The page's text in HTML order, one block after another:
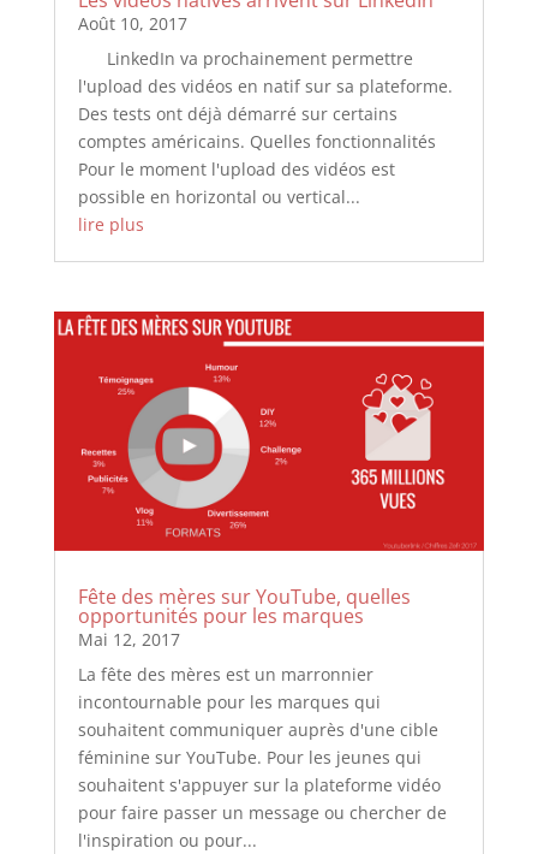
Août 10, 2017
LinkedIn va prochainement permettre
l'upload des vidéos en natif sur sa plateforme.
Des tests ont déjà démarré sur certains
comptes américains. Quelles fonctionnalités
Pour le moment l'upload des vidéos est
possible en horizontal ou vertical...
lire plus
Fête des mères sur YouTube, quelles
opportunités pour les marques
Mai 12, 2017
La fête des mères est un marronnier
incontournable pour les marques qui
souhaitent communiquer auprès d'une cible
féminine sur YouTube. Pour les jeunes qui
souhaitent s'appuyer sur la plateforme vidéo
pour faire passer un message ou chercher de
l'inspiration ou pour...